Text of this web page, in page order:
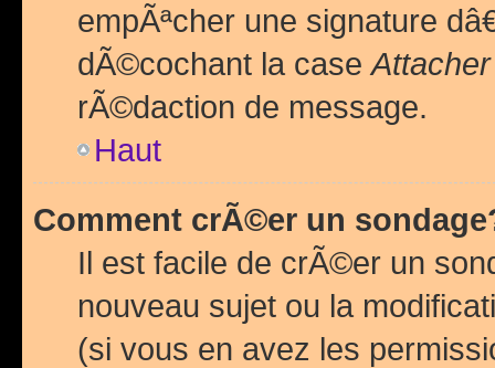
empÃªcher une signature
dÃ©cochant la case
rÃ©daction de message.
Haut
Comment crÃ©er un
Il est facile de crÃ©er un
nouveau sujet ou la
(si vous en avez les